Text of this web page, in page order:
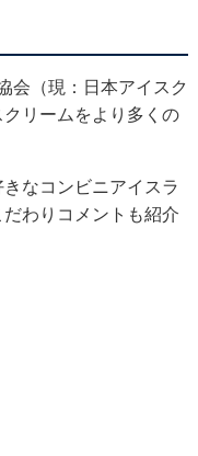
会（現：日本アイスク
リームをより多くの
なコンビニアイスラ
わりコメントも紹介